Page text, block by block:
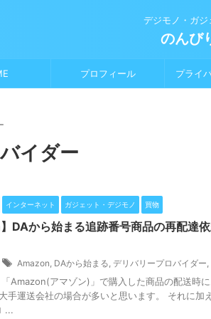
デジモノ・ガ
のんび
プロフィール プライ
イダー
インターネット ガジェット・デジモノ 買物
DAから始まる追跡番号商品の再配達
Amazon, DAから始まる, デリバリープロバイダー,
Amazon(アマゾン)」で購入した商品の配送時
手運送会社の場合が多いと思います。 それに加
...